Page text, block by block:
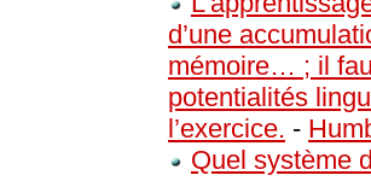
d’une
mémoire… ; il
potentialités
l’exercice. -
Quel système